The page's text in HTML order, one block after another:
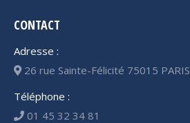
CONTACT
Adresse :
26 rue Sainte-Félicité 75015 PARIS
Téléphone :
01 45 32 34 81